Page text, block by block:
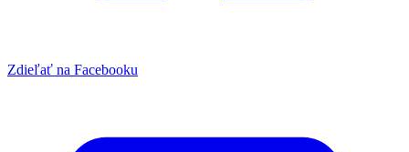
Zdieľať na Facebooku